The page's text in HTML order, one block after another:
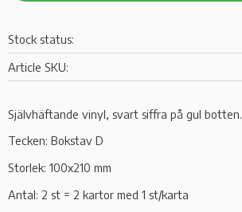
Stock status
Article SKU
Självhäftande vinyl, svart siffra på gul botten.
Tecken: Bokstav D
Storlek: 100x210 mm
Antal: 2 st = 2 kartor med 1 st/karta